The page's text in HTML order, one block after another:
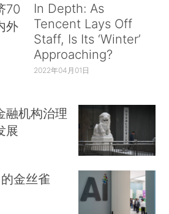
70
外
In Depth: As
Tencent Lays Off
Staff, Is Its ‘Winter’
Approaching?
2022年04月01日
融机构治理
展
金丝雀